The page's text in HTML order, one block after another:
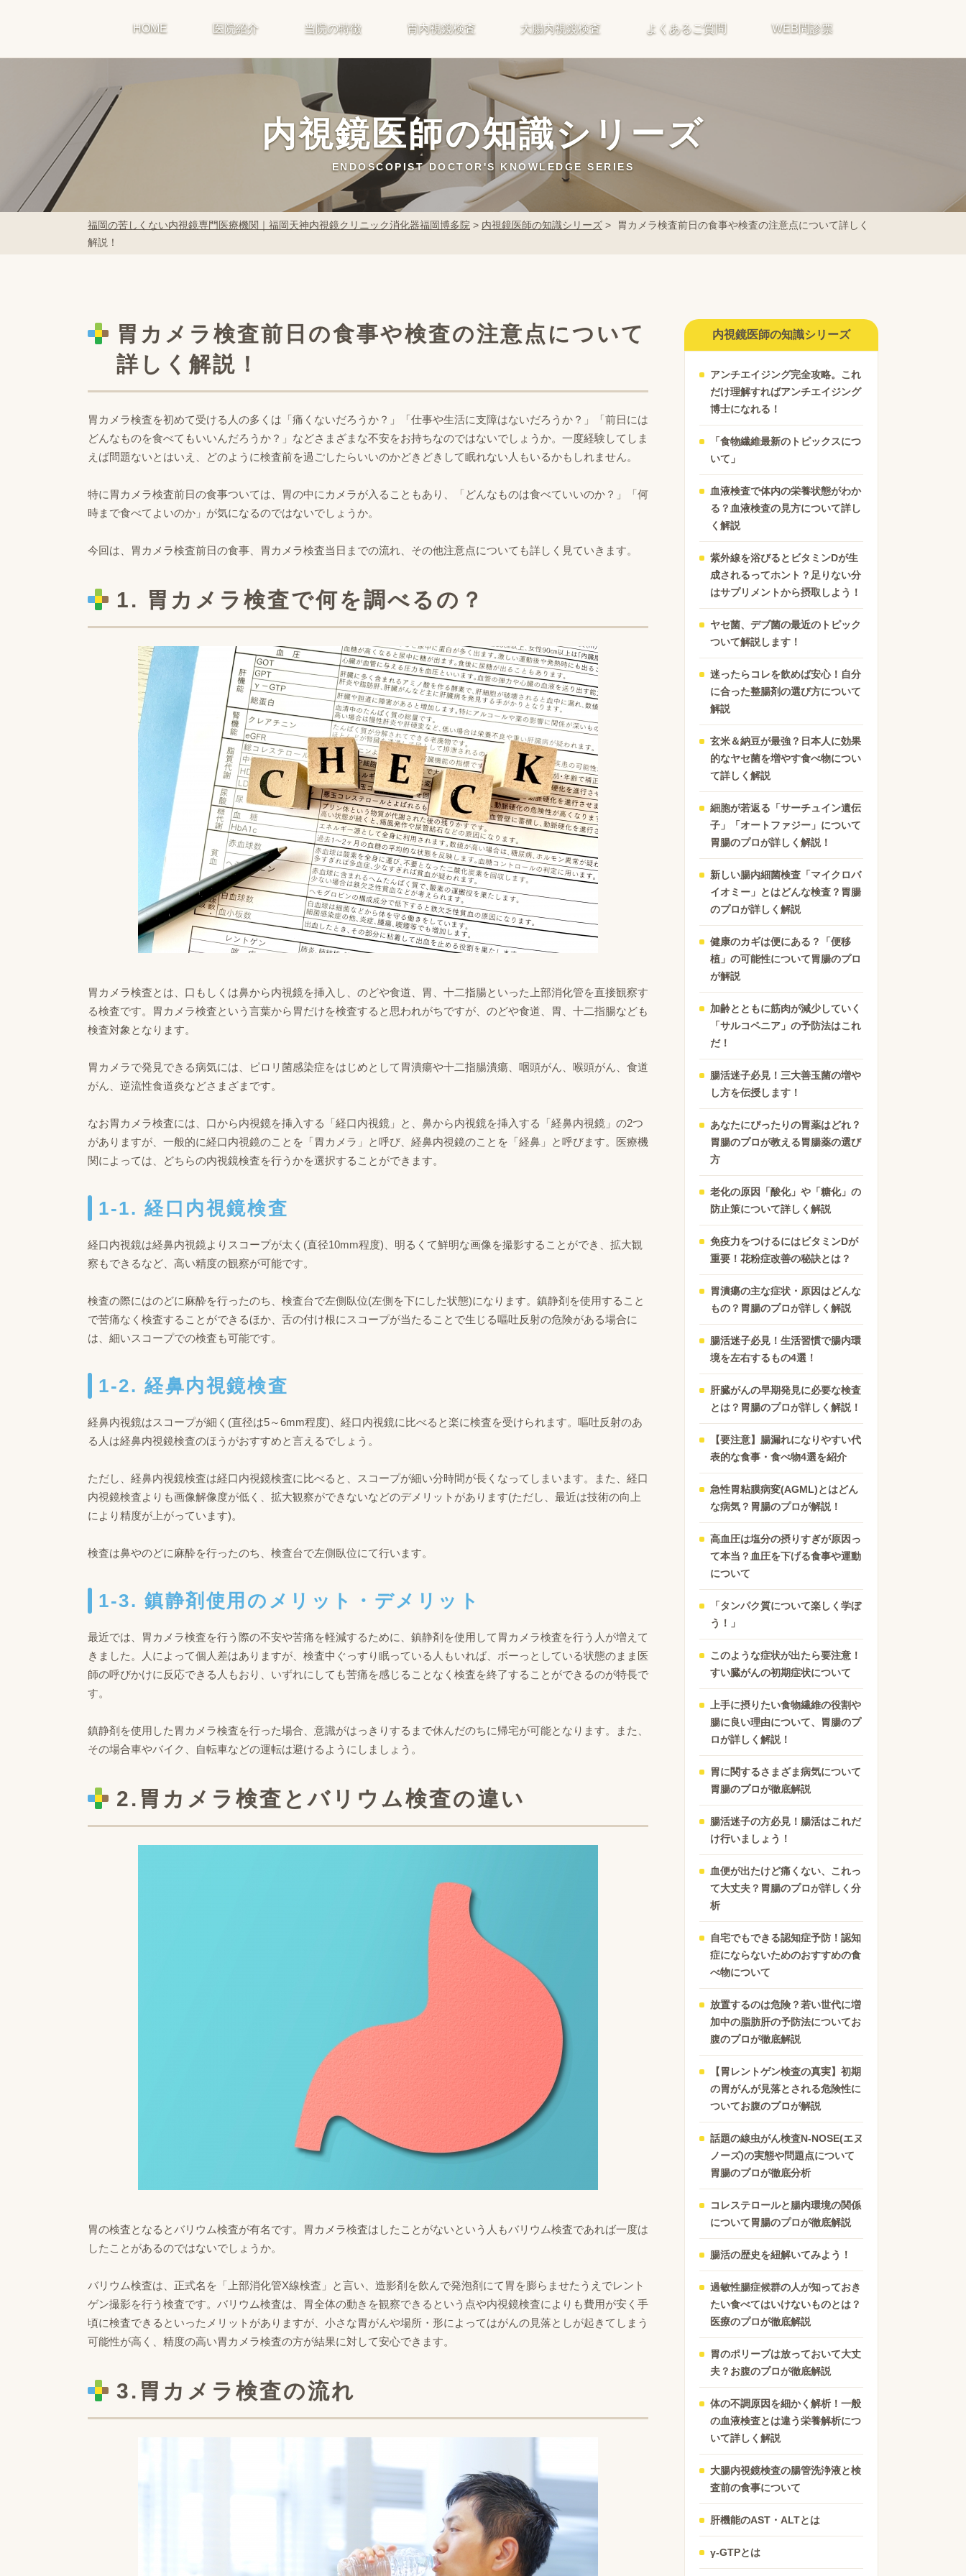
HOME 医院紹介 当院の特徴 胃内視鏡検査 大腸内視鏡検査 よくあるご質問 WEB問診票
内視鏡医師の知識シリーズ
ENDOSCOPIST DOCTOR'S KNOWLEDGE SERIES
福岡の苦しくない内視鏡専門医療機関｜福岡天神内視鏡クリニック消化器福岡博多院 > 内視鏡医師の知識シリーズ >
胃カメラ検査前日の食事や検査の注意点について詳しく
解説！
胃カメラ検査前日の食事や検査の注意点について
詳しく解説！
胃カメラ検査を初めて受ける人の多くは「痛くないだろうか？」「仕事や生活に支障はないだろうか？」「前日には
どんなものを食べてもいいんだろうか？」などさまざまな不安をお持ちなのではないでしょうか。一度経験してしま
えば問題ないとはいえ、どのように検査前を過ごしたらいいのかどきどきして眠れない人もいるかもしれません。
特に胃カメラ検査前日の食事ついては、胃の中にカメラが入ることもあり、「どんなものは食べていいのか？」「何
時まで食べてよいのか」が気になるのではないでしょうか。
今回は、胃カメラ検査前日の食事、胃カメラ検査当日までの流れ、その他注意点についても詳しく見ていきます。
1. 胃カメラ検査で何を調べるの？
胃カメラ検査とは、口もしくは鼻から内視鏡を挿入し、のどや食道、胃、十二指腸といった上部消化管を直接観察す
る検査です。胃カメラ検査という言葉から胃だけを検査すると思われがちですが、のどや食道、胃、十二指腸なども
検査対象となります。
胃カメラで発見できる病気には、ピロリ菌感染症をはじめとして胃潰瘍や十二指腸潰瘍、咽頭がん、喉頭がん、食道
がん、逆流性食道炎などさまざまです。
なお胃カメラ検査には、口から内視鏡を挿入する「経口内視鏡」と、鼻から内視鏡を挿入する「経鼻内視鏡」の2つ
がありますが、一般的に経口内視鏡のことを「胃カメラ」と呼び、経鼻内視鏡のことを「経鼻」と呼びます。医療機
関によっては、どちらの内視鏡検査を行うかを選択することができます。
1-1. 経口内視鏡検査
経口内視鏡は経鼻内視鏡よりスコープが太く(直径10mm程度)、明るくて鮮明な画像を撮影することができ、拡大観
察もできるなど、高い精度の観察が可能です。
検査の際にはのどに麻酔を行ったのち、検査台で左側臥位(左側を下にした状態)になります。鎮静剤を使用すること
で苦痛なく検査することができるほか、舌の付け根にスコープが当たることで生じる嘔吐反射の危険がある場合に
は、細いスコープでの検査も可能です。
1-2. 経鼻内視鏡検査
経鼻内視鏡はスコープが細く(直径は5～6mm程度)、経口内視鏡に比べると楽に検査を受けられます。嘔吐反射のあ
る人は経鼻内視鏡検査のほうがおすすめと言えるでしょう。
ただし、経鼻内視鏡検査は経口内視鏡検査に比べると、スコープが細い分時間が長くなってしまいます。また、経口
内視鏡検査よりも画像解像度が低く、拡大観察ができないなどのデメリットがあります(ただし、最近は技術の向上
により精度が上がっています)。
検査は鼻やのどに麻酔を行ったのち、検査台で左側臥位にて行います。
1-3. 鎮静剤使用のメリット・デメリット
最近では、胃カメラ検査を行う際の不安や苦痛を軽減するために、鎮静剤を使用して胃カメラ検査を行う人が増えて
きました。人によって個人差はありますが、検査中ぐっすり眠っている人もいれば、ボーっとしている状態のまま医
師の呼びかけに反応できる人もおり、いずれにしても苦痛を感じることなく検査を終了することができるのが特長で
す。
鎮静剤を使用した胃カメラ検査を行った場合、意識がはっきりするまで休んだのちに帰宅が可能となります。また、
その場合車やバイク、自転車などの運転は避けるようにしましょう。
2.胃カメラ検査とバリウム検査の違い
胃の検査となるとバリウム検査が有名です。胃カメラ検査はしたことがないという人もバリウム検査であれば一度は
したことがあるのではないでしょうか。
バリウム検査は、正式名を「上部消化管X線検査」と言い、造影剤を飲んで発泡剤にて胃を膨らませたうえでレント
ゲン撮影を行う検査です。バリウム検査は、胃全体の動きを観察できるという点や内視鏡検査によりも費用が安く手
頃に検査できるといったメリットがありますが、小さな胃がんや場所・形によってはがんの見落としが起きてしまう
可能性が高く、精度の高い胃カメラ検査の方が結果に対して安心できます。
3.胃カメラ検査の流れ
内視鏡医師の知識シリーズ
アンチエイジング完全攻略。これ
だけ理解すればアンチエイジング
博士になれる！
「食物繊維最新のトピックスにつ
いて」
血液検査で体内の栄養状態がわか
る？血液検査の見方について詳し
く解説
紫外線を浴びるとビタミンDが生
成されるってホント？足りない分
はサプリメントから摂取しよう！
ヤセ菌、デブ菌の最近のトピック
ついて解説します！
迷ったらコレを飲めば安心！自分
に合った整腸剤の選び方について
解説
玄米＆納豆が最強？日本人に効果
的なヤセ菌を増やす食べ物につい
て詳しく解説
細胞が若返る「サーチュイン遺伝
子」「オートファジー」について
胃腸のプロが詳しく解説！
新しい腸内細菌検査「マイクロバ
イオミー」とはどんな検査？胃腸
のプロが詳しく解説
健康のカギは便にある？「便移
植」の可能性について胃腸のプロ
が解説
加齢とともに筋肉が減少していく
「サルコペニア」の予防法はこれ
だ！
腸活迷子必見！三大善玉菌の増や
し方を伝授します！
あなたにぴったりの胃薬はどれ？
胃腸のプロが教える胃腸薬の選び
方
老化の原因「酸化」や「糖化」の
防止策について詳しく解説
免疫力をつけるにはビタミンDが
重要！花粉症改善の秘訣とは？
胃潰瘍の主な症状・原因はどんな
もの？胃腸のプロが詳しく解説
腸活迷子必見！生活習慣で腸内環
境を左右するもの4選！
肝臓がんの早期発見に必要な検査
とは？胃腸のプロが詳しく解説！
【要注意】腸漏れになりやすい代
表的な食事・食べ物4選を紹介
急性胃粘膜病変(AGML)とはどん
な病気？胃腸のプロが解説！
高血圧は塩分の摂りすぎが原因っ
て本当？血圧を下げる食事や運動
について
「タンパク質について楽しく学ぼ
う！」
このような症状が出たら要注意！
すい臓がんの初期症状について
上手に摂りたい食物繊維の役割や
腸に良い理由について、胃腸のプ
ロが詳しく解説！
胃に関するさまざま病気について
胃腸のプロが徹底解説
腸活迷子の方必見！腸活はこれだ
け行いましょう！
血便が出たけど痛くない、これっ
て大丈夫？胃腸のプロが詳しく分
析
自宅でもできる認知症予防！認知
症にならないためのおすすめの食
べ物について
放置するのは危険？若い世代に増
加中の脂肪肝の予防法についてお
腹のプロが徹底解説
【胃レントゲン検査の真実】初期
の胃がんが見落とされる危険性に
ついてお腹のプロが解説
話題の線虫がん検査N-NOSE(エヌ
ノーズ)の実態や問題点について
胃腸のプロが徹底分析
コレステロールと腸内環境の関係
について胃腸のプロが徹底解説
腸活の歴史を紐解いてみよう！
過敏性腸症候群の人が知っておき
たい食べてはいけないものとは？
医療のプロが徹底解説
胃のポリープは放っておいて大丈
夫？お腹のプロが徹底解説
体の不調原因を細かく解析！一般
の血液検査とは違う栄養解析につ
いて詳しく解説
大腸内視鏡検査の腸管洗浄液と検
査前の食事について
肝機能のAST・ALTとは
γ-GTPとは